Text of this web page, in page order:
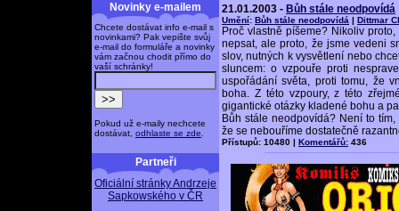
Novinky e-mailem
Chcete dostávat info e-mail s
novinkami? Pak vepište svůj
e-mail do formuláře a novinky
vám začnou chodit přímo do
vaší schránky!
Pokud už e-maily nechcete
dostávat, odhlaste se zde
Partneři
Oficiální stránky Andrzeje
Sapkowského v ČR
21.01.2003 - Bůh stále neodpovídá
Umění: Bůh stále neodpovídá | Dittmar
Proč vlastně píšeme? Nikoliv
nepsat, ale proto, že jsme vedeni
slov, nutných k vysvětlení nebo
sluncem: o vzpouře proti
uspořádání světa, proti tomu, že
boha. Z této vzpoury, z této
gigantické otázky kladené bohu a
Bůh stále neodpovídá? Není to
že se nebouříme dostatečně
Přístupů: 10480 | Komentářů: 436